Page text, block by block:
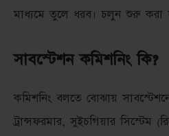
মাধ্যমে তুলে ধরব। চলুন শুরু করা
সাবস্টেশন কমিশনিং কি?
কমিশনিং বলতে বোঝায়
ট্রান্সফরমার, সুইচগিয়ার সিস্টেম